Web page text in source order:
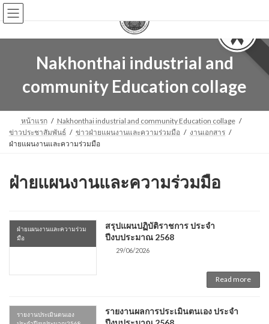
Skip
to
the
Skip
to
the
Nakhonthai industrial and
community Education collage
หน้าแรก
Nakhonthai industrial and community Education collage
ข่าวประชาสัมพันธ์
ข่าวฝ่ายแผนงานและความร่วมมือ
งานเอกสาร
ฝ่ายแผนงานและความร่วมมือ
ฝ่ายแผนงานและความร่วมมือ
ฝ่ายแผนงานและความร่วม
มือ
สรุปแผนปฏิบัติราชการ ประจำ
ปีงบประมาณ 2568
29/06/2026
Read more
รายงานประเมินตนเอง
รายงานผลการประเมินตนเอง ประจำ